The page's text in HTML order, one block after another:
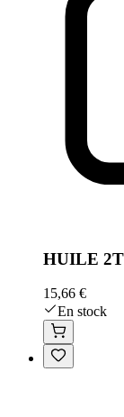
HUILE
15,66 €
En stock